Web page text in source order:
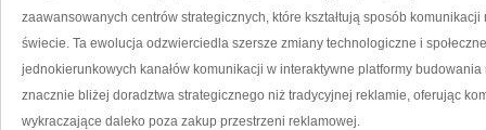
zaawansowanych centrów strategicznych, które kształtują sposób
świecie. Ta ewolucja odzwierciedla szersze zmiany technologiczne i
jednokierunkowych kanałów komunikacji w interaktywne platformy
znacznie bliżej doradztwa strategicznego niż tradycyjnej reklamie, oferując
wykraczające daleko poza zakup przestrzeni reklamowej.